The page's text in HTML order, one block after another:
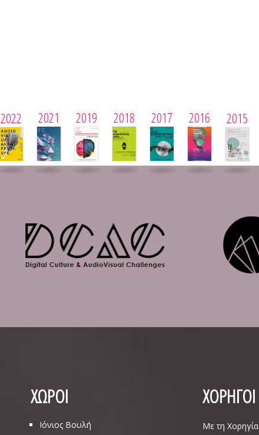
2022 2021 2019 2018 2017 2016 2015
ΧΩΡΟΙ
Ιόνιος Βουλή
ΧΟΡΗΓΟΙ
Με τη Χορηγία